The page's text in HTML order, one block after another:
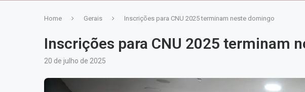
Home Gerais Inscrições para CNU 2025 terminam neste domingo
Inscrições para CNU 2025 terminam
20 de julho de 2025